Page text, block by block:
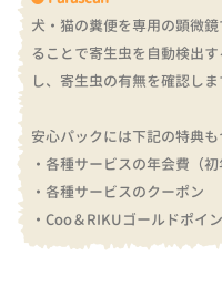
犬・猫の糞便を専用の顕微
ることで寄生虫を自動検出
し、寄生虫の有無を確認しま
安心パックには下記の特典も
・各種サービスの年会費（初
・各種サービスのクーポン
・Coo＆RIKUゴールドポイ